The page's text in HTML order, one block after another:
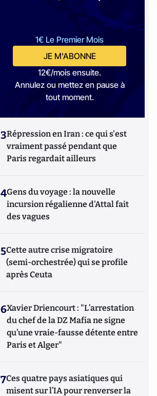
1€ Le Premier Mois
JE M'ABONNE
12€/mois ensuite.
Annulez ou mettez en pause à
tout moment.
3Répression en Iran : ce qui s'est
vraiment passé pendant que
Paris regardait ailleurs
4Gens du voyage : la nouvelle
incursion régalienne d'Attal fait
des vagues
5Cette autre crise migratoire
(semi-orchestrée) qui se profile
après Ceuta
6Xavier Driencourt : "L’arrestation
du chef de la DZ Mafia ne signe
qu’une vraie-fausse détente entre
Paris et Alger"
7Ces quatre pays asiatiques qui
misent sur l’IA pour renverser la